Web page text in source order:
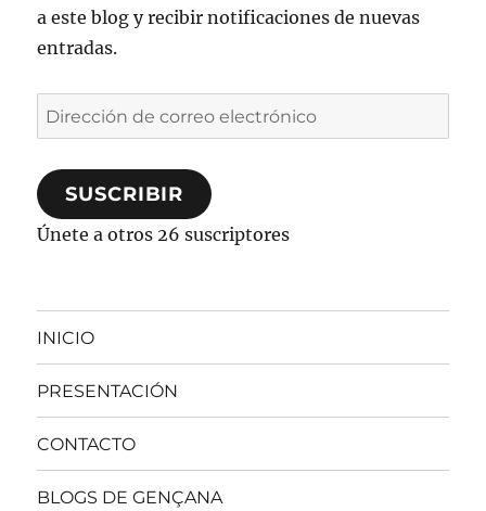
a este blog y recibir notificaciones de nuevas
entradas.
Dirección
de
correo
electrónico
SUSCRIBIR
Únete a otros 26 suscriptores
INICIO
PRESENTACIÓN
CONTACTO
BLOGS DE GENÇANA